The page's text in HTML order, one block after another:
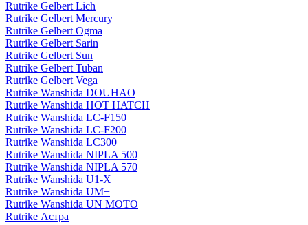
Rutrike Gelbert Lich
Rutrike Gelbert Mercury
Rutrike Gelbert Ogma
Rutrike Gelbert Sarin
Rutrike Gelbert Sun
Rutrike Gelbert Tuban
Rutrike Gelbert Vega
Rutrike Wanshida DOUHAO
Rutrike Wanshida HOT HATCH
Rutrike Wanshida LC-F150
Rutrike Wanshida LC-F200
Rutrike Wanshida LC300
Rutrike Wanshida NIPLA 500
Rutrike Wanshida NIPLA 570
Rutrike Wanshida U1-X
Rutrike Wanshida UM+
Rutrike Wanshida UN MOTO
Rutrike Астра